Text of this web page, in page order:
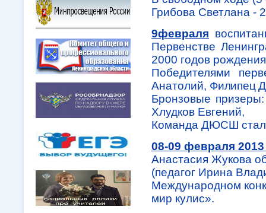
Грибова Светлана -
9февраля
Первенстве
2000 годов рождения
Победителями
Анатолий, Филипец
Бронзовые
Хлудков Евгений,
Команда ДЮСШ
08-09 февраля 2013
Анастасия Жукова
(педагог Ирина
Международном
мир кулис».